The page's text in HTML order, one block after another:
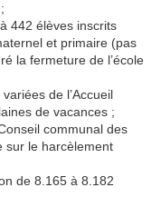
442 élèves inscrits
et primaire (pas
la fermeture de l’école
de l’Accueil
de vacances ;
communal des
sur le harcèlement
de 8.165 à 8.182